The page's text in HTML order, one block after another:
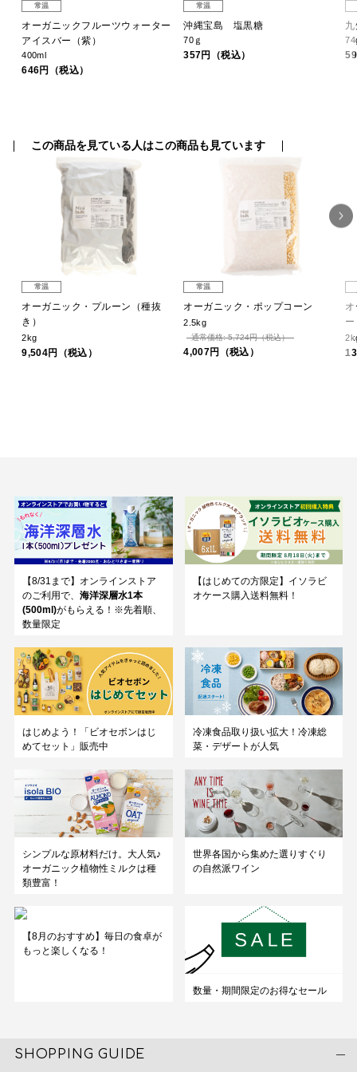
常温
オーガニックフルーツウォーター
アイスバー（紫）
400ml
646円（税込）
常温
沖縄宝島 塩黒糖
70ｇ
357円（税込）
この商品を見ている人はこの商品も見ています
常温
オーガニック・プルーン（種抜
き）
2kg
9,504円（税込）
常温
オーガニック・ポップコーン
2.5kg
通常価格: 5,724円（税込）
4,007円（税込）
ー
【8/31まで】オンラインストア
のご利用で、 海洋深層水1本
(500ml)がもらえる！※先着順、
数量限定
【はじめての方限定】イソラビ
オケース購入送料無料！
はじめよう！「ビオセボンはじ
めてセット」販売中
冷凍食品取り扱い拡大！冷凍総
菜・デザートが人気
シンプルな原材料だけ。大人気♪
オーガニック植物性ミルクは種
類豊富！
世界各国から集めた選りすぐり
の自然派ワイン
【8月のおすすめ】毎日の食卓が
もっと楽しくなる！
数量・期間限定のお得なセール
SHOPPING GUIDE